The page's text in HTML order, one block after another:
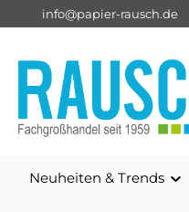
Zur
info@papier-rausch.de
Neuheiten & Trends